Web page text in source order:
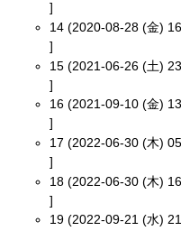
]
14 (2020-08-28 (金)
]
15 (2021-06-26 (土)
]
16 (2021-09-10 (金)
]
17 (2022-06-30 (木)
]
18 (2022-06-30 (木)
]
19 (2022-09-21 (水)